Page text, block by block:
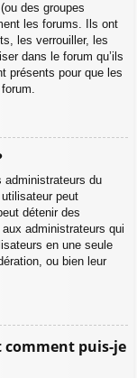
des groupes
les forums. Ils ont
les verrouiller, les
dans le forum qu’ils
présents pour que les
administrateurs du
peut
détenir des
administrateurs qui
en une seule
ou bien leur
comment puis-je